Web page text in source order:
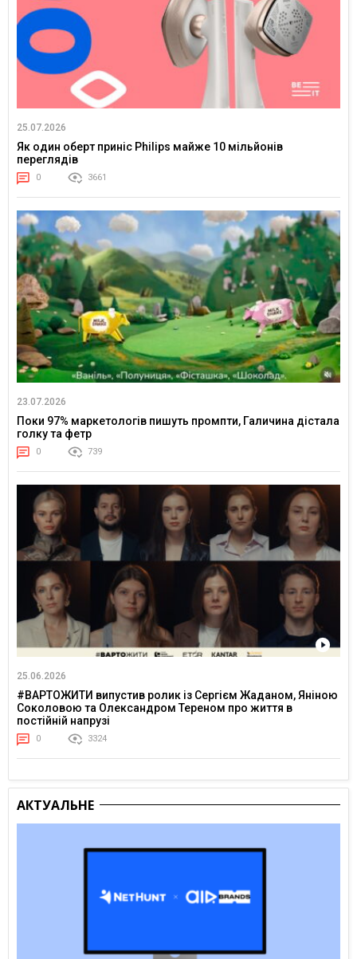
25.07.2026
Як один оберт приніс Philips майже 10 мільйонів
переглядів
0 3661
23.07.2026
Поки 97% маркетологів пишуть промпти, Галичина дістала
голку та фетр
0 739
25.06.2026
#ВАРТОЖИТИ випустив ролик із Сергієм Жаданом, Яніною
Соколовою та Олександром Тереном про життя в
постійній напрузі
0 3324
АКТУАЛЬНЕ